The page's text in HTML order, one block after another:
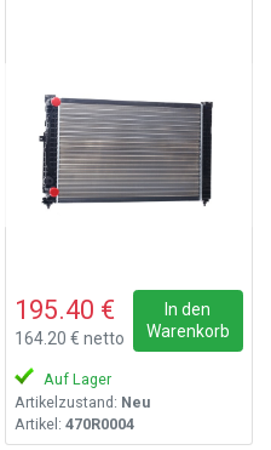
195.40 €
164.20 € netto
In den
Warenkorb
Auf Lager
Artikelzustand: Neu
Artikel: 470R0004